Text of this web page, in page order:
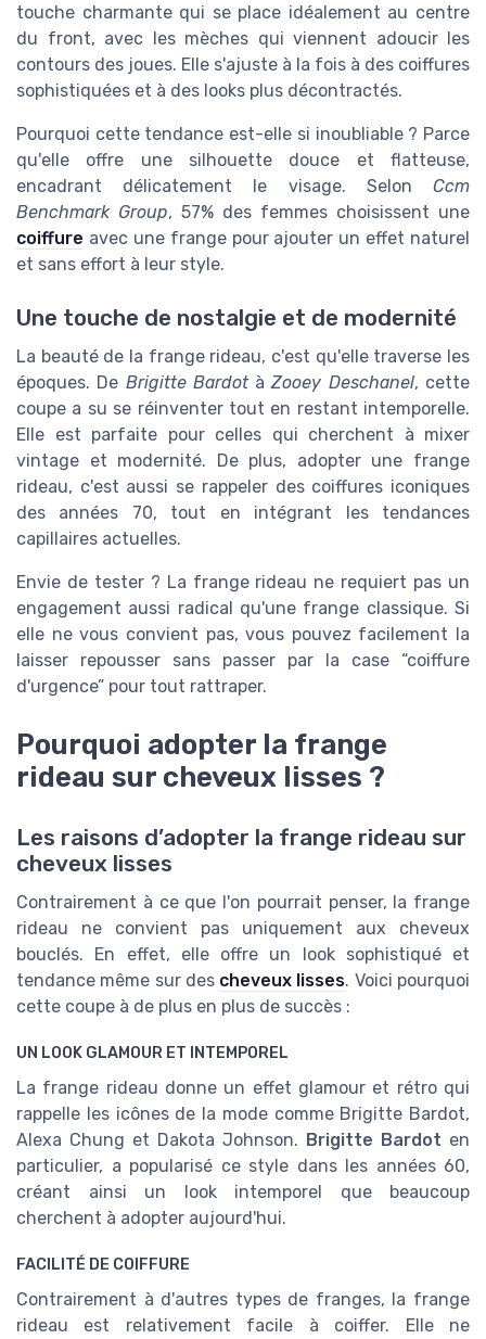
touche charmante qui se place idéalement au centre
du front, avec les mèches qui viennent adoucir les
contours des joues. Elle s'ajuste à la fois à des coiffures
sophistiquées et à des looks plus décontractés.
Pourquoi cette tendance est-elle si inoubliable ? Parce
qu'elle offre une silhouette douce et flatteuse,
encadrant délicatement le visage. Selon Ccm
Benchmark Group, 57% des femmes choisissent une
coiffure avec une frange pour ajouter un effet naturel
et sans effort à leur style.
Une touche de nostalgie et de modernité
La beauté de la frange rideau, c'est qu'elle traverse les
époques. De Brigitte BardotàZooey Deschanel, cette
coupe a su se réinventer tout en restant intemporelle.
Elle est parfaite pour celles qui cherchent à mixer
vintage et modernité. De plus, adopter une frange
rideau, c'est aussi se rappeler des coiffures iconiques
des années 70, tout en intégrant les tendances
capillaires actuelles.
Envie de tester ? La frange rideau ne requiert pas un
engagement aussi radical qu'une frange classique. Si
elle ne vous convient pas, vous pouvez facilement la
laisser repousser sans passer par la case “coiffure
d'urgence” pour tout rattraper.
Pourquoi adopter la frange
rideau sur cheveux lisses ?
Les raisons d’adopter la frange rideau sur
cheveux lisses
Contrairement à ce que l'on pourrait penser, la frange
rideau ne convient pas uniquement aux cheveux
bouclés. En effet, elle offre un look sophistiqué et
tendance même sur des cheveux lisses. Voici pourquoi
cette coupe à de plus en plus de succès :
UN LOOK GLAMOUR ET INTEMPOREL
La frange rideau donne un effet glamour et rétro qui
rappelle les icônes de la mode comme Brigitte Bardot,
Alexa Chung et Dakota Johnson. Brigitte Bardot en
particulier, a popularisé ce style dans les années 60,
créant ainsi un look intemporel que beaucoup
cherchent à adopter aujourd'hui.
FACILITÉ DE COIFFURE
Contrairement à d'autres types de franges, la frange
rideau est relativement facile à coiffer. Elle ne